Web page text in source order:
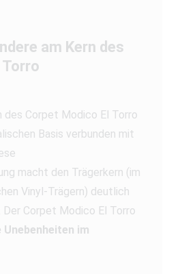
am Kern des
des Corpet Modico El Torro
Basis verbunden mit
macht den Trägerkern (im
Vinyl-Trägern) deutlich
Corpet Modico El Torro
im